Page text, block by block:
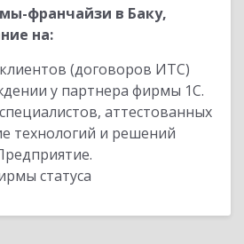
франчайзи в Баку,
на:
(договоров ИТС)
у партнера фирмы 1С.
аттестованных
технологий и решений
статуса